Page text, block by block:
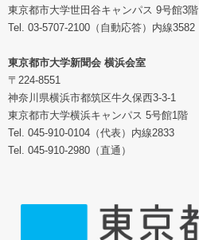
東京都市大学世田谷キャンパス 9号館3階
Tel. 03-5707-2100（自動応答）内線3582
東京都市大学新聞会 横浜会室
〒224-8551
神奈川県横浜市都筑区牛久保西3-3-1
東京都市大学横浜キャンパス 5号館1階
Tel. 045-910-0104（代表）内線2833
Tel. 045-910-2980（直通）